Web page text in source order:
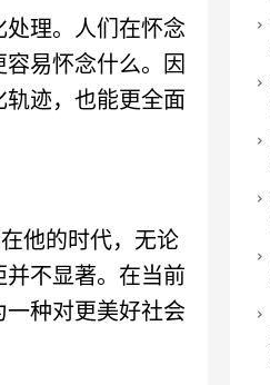
理。人们在怀念
易怀念什么。因
迹，也能更全面
他的时代，无论
不显著。在当前
种对更美好社会